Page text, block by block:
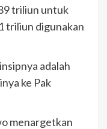
triliun untuk
triliun digunakan
adalah
ke Pak
menargetkan